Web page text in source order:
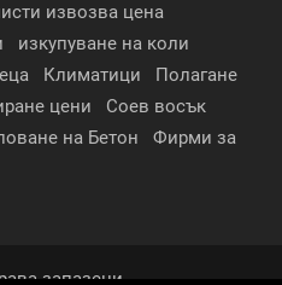
извозва цена
изкупуване на коли
Климатици
Полагане
цени
Соев восък
на Бетон
Фирми за
запазени